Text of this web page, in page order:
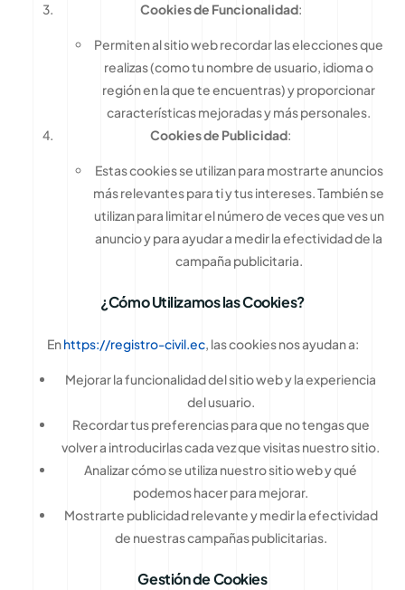
Cookies de Funcionalidad:
Permiten al sitio web recordar las elecciones que
realizas (como tu nombre de usuario, idioma o
región en la que te encuentras) y proporcionar
características mejoradas y más personales.
Cookies de Publicidad:
Estas cookies se utilizan para mostrarte anuncios
más relevantes para ti y tus intereses. También se
utilizan para limitar el número de veces que ves un
anuncio y para ayudar a medir la efectividad de la
campaña publicitaria.
¿Cómo Utilizamos las Cookies?
Enhttps://registro-civil.ec, las cookies nos ayudan a:
Mejorar la funcionalidad del sitio web y la experiencia
del usuario.
Recordar tus preferencias para que no tengas que
volver a introducirlas cada vez que visitas nuestro sitio.
Analizar cómo se utiliza nuestro sitio web y qué
podemos hacer para mejorar.
Mostrarte publicidad relevante y medir la efectividad
de nuestras campañas publicitarias.
Gestión de Cookies